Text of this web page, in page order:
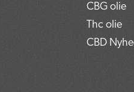
CBG olie
Thc olie
CBD